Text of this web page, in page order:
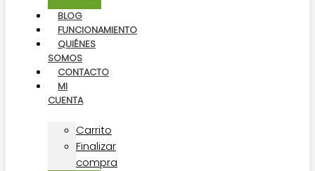
BLOG
FUNCIONAMIENTO
QUIÉNES
SOMOS
CONTACTO
MI
CUENTA
Carrito
Finalizar
compra